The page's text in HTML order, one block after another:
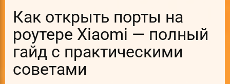
Как открыть порты на
роутере Xiaomi — полный
гайд с практическими
советами